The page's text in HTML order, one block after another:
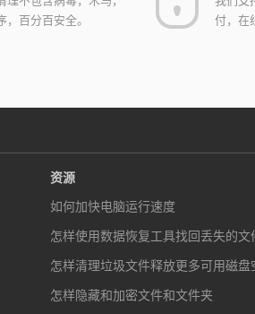
百分百安全。
付，在
资源
如何加快电脑运行速度
怎样使用数据恢复工具找回丢失的文
怎样清理垃圾文件释放更多可用磁盘
怎样隐藏和加密文件和文件夹